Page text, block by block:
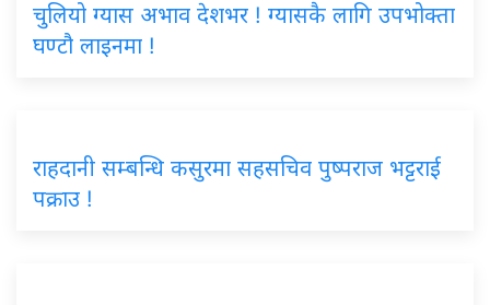
चुलियो ग्यास अभाव देशभर ! ग्यासकै लागि उपभोक्ता
घण्टौ लाइनमा !
राहदानी सम्बन्धि कसुरमा सहसचिव पुष्पराज भट्टराई
पक्राउ !